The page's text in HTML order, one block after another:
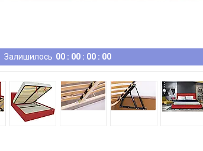
Залишилось 00 00 00 00